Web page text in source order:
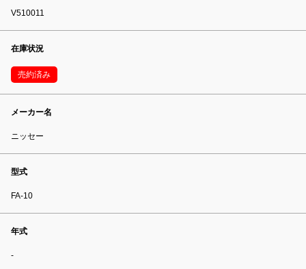
V510011
在庫状況
売約済み
メーカー名
ニッセー
型式
FA-10
年式
-